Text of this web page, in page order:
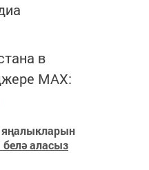
в
MАХ:
яңалыкларын
белә аласыз